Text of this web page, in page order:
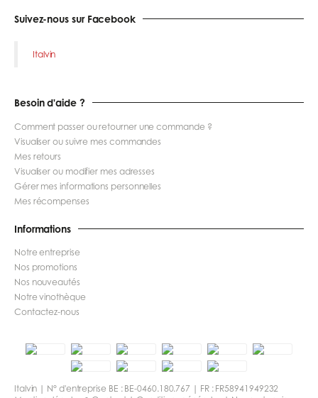
Suivez-nous sur Facebook
Italvin
Besoin d'aide ?
Comment passer ou retourner une commande ?
Visualiser ou suivre mes commandes
Mes retours
Visualiser ou modifier mes adresses
Gérer mes informations personnelles
Mes récompenses
Informations
Notre entreprise
Nos promotions
Nos nouveautés
Notre vinothèque
Contactez-nous
Italvin | N° d'entreprise BE : BE-0460.180.767 | FR : FR58941949232